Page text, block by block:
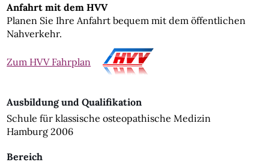
Anfahrt mit dem HVV
Planen Sie Ihre Anfahrt bequem mit dem öffentlichen
Nahverkehr.
Zum HVV Fahrplan
Ausbildung und Qualifikation
Schule für klassische osteopathische Medizin
Hamburg 2006
Bereich